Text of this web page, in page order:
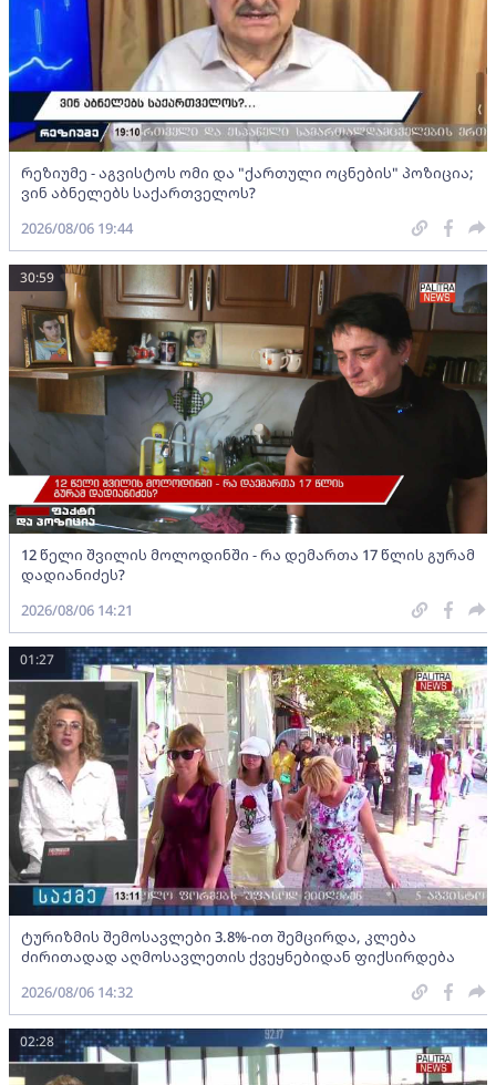
რეზიუმე - აგვისტოს ომი და "ქართული ოცნების" პოზიცია;
ვინ აბნელებს საქართველოს?
2026/08/06 19:44
12 წელი შვილის მოლოდინში - რა დემართა 17 წლის გურამ
დადიანიძეს?
30:59
2026/08/06 14:21
ტურიზმის შემოსავლები 3.8%-ით შემცირდა, კლება
ძირითადად აღმოსავლეთის ქვეყნებიდან ფიქსირდება
01:27
2026/08/06 14:32
02:28